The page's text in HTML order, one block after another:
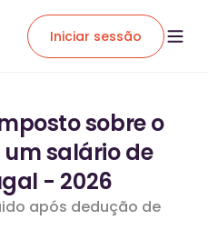
Iniciar sessão
sobre o
salário de
- 2026
após dedução de